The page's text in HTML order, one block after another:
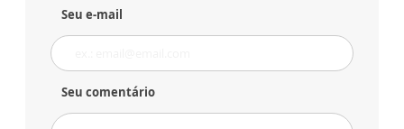
Seu e-mail
Seu comentário